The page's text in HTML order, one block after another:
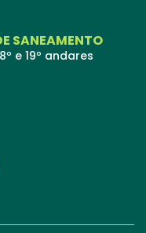
SANEAMENTO
e 19º andares